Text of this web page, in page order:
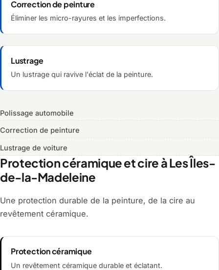
Correction de peinture
Éliminer les micro-rayures et les imperfections.
Lustrage
Un lustrage qui ravive l'éclat de la peinture.
Polissage automobile
Correction de peinture
Lustrage de voiture
Protection céramique et cire à Les Îles-
de-la-Madeleine
Une protection durable de la peinture, de la cire au
revêtement céramique.
Protection céramique
Un revêtement céramique durable et éclatant.